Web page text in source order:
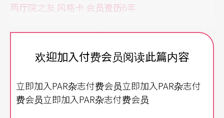
两厅院之友 风格卡 会员资历6年
采访前一天，台艺大电影系双主修戏剧系的大二生K
aren也坐在一样的位置，观赏《水中之书》。那是
子，观看舞台全景与一楼观众席，「我喜欢一个人
看表演，这些位置提供我很私人的空间，让我很舒
欢迎加入付费会员阅读此篇内容
立即加入PAR杂志付费会员立即加入PAR杂志付
费会员立即加入PAR杂志付费会员